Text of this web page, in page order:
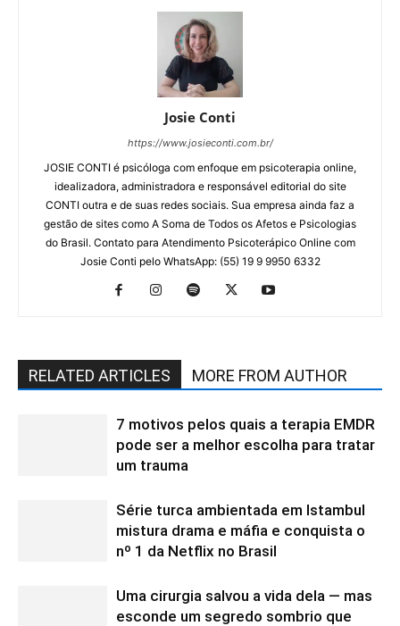
Josie Conti
https://www.josieconti.com.br/
JOSIE CONTI é psicóloga com enfoque em psicoterapia online,
idealizadora, administradora e responsável editorial do site
CONTI outra e de suas redes sociais. Sua empresa ainda faz a
gestão de sites como A Soma de Todos os Afetos e Psicologias
do Brasil. Contato para Atendimento Psicoterápico Online com
Josie Conti pelo WhatsApp: (55) 19 9 9950 6332
RELATED ARTICLES MORE FROM AUTHOR
7 motivos pelos quais a terapia EMDR
pode ser a melhor escolha para tratar
um trauma
Série turca ambientada em Istambul
mistura drama e máfia e conquista o
nº 1 da Netflix no Brasil
Uma cirurgia salvou a vida dela — mas
esconde um segredo sombrio que